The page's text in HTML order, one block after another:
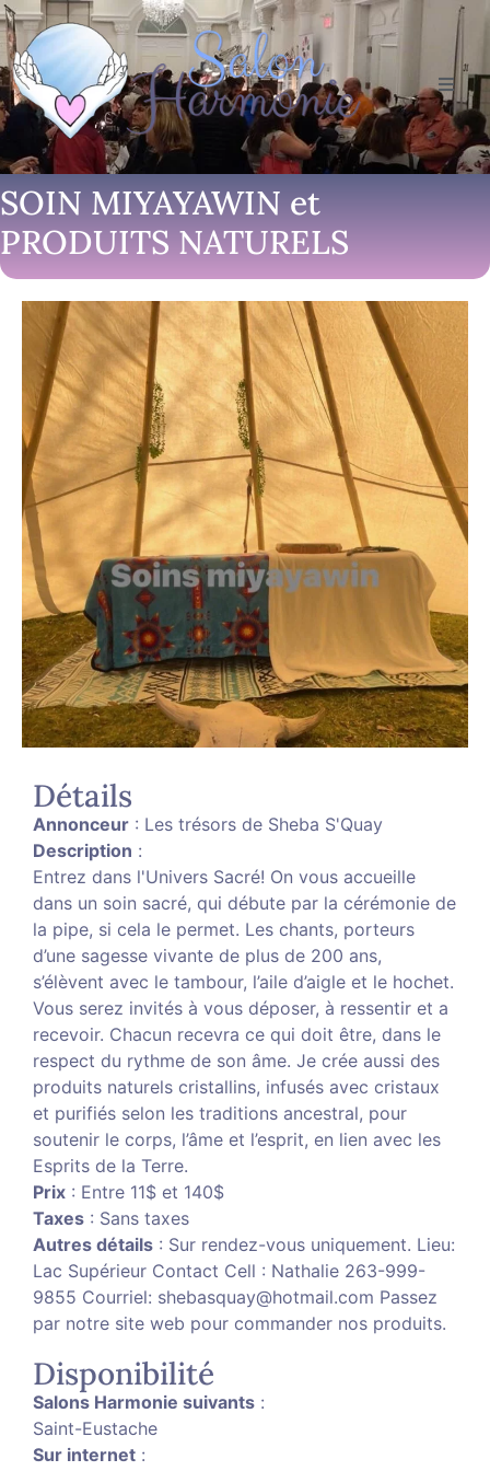
SOIN MIYAYAWIN et
PRODUITS NATURELS
Détails
Annonceur : Les trésors de Sheba S'Quay
Description :
Entrez dans l'Univers Sacré! On vous accueille
dans un soin sacré, qui débute par la cérémonie de
la pipe, si cela le permet. Les chants, porteurs
d’une sagesse vivante de plus de 200 ans,
s’élèvent avec le tambour, l’aile d’aigle et le hochet.
Vous serez invités à vous déposer, à ressentir et a
recevoir. Chacun recevra ce qui doit être, dans le
respect du rythme de son âme. Je crée aussi des
produits naturels cristallins, infusés avec cristaux
et purifiés selon les traditions ancestral, pour
soutenir le corps, l’âme et l’esprit, en lien avec les
Esprits de la Terre.
Prix : Entre 11$ et 140$
Taxes : Sans taxes
Autres détails : Sur rendez-vous uniquement. Lieu:
Lac Supérieur Contact Cell : Nathalie 263-999-
9855 Courriel: shebasquay@hotmail.com Passez
par notre site web pour commander nos produits.
Disponibilité
Salons Harmonie suivants :
Saint-Eustache
Sur internet :